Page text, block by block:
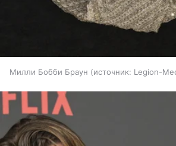
Милли Бобби Браун источник: Legion-